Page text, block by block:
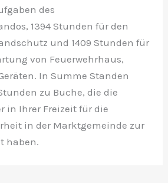
des
1394 Stunden für den
und 1409 Stunden für
von Feuerwehrhaus,
In Summe Standen
zu Buche, die die
in Ihrer Freizeit für die
in der Marktgemeinde zur
haben.